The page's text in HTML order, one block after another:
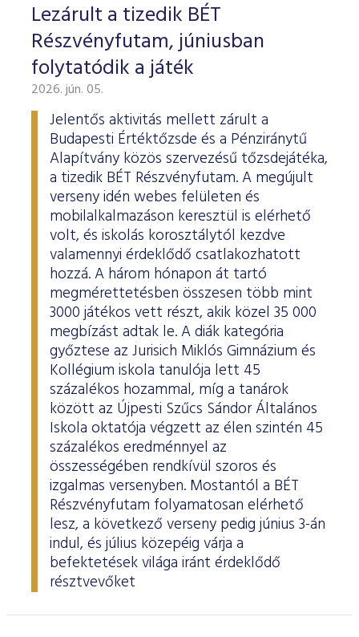
Lezárult a tizedik BÉT
Részvényfutam, júniusban
folytatódik a játék
2026. jún. 05.
Jelentős aktivitás mellett zárult a
Budapesti Értéktőzsde és a Pénziránytű
Alapítvány közös szervezésű tőzsdejátéka,
a tizedik BÉT Részvényfutam. A megújult
verseny idén webes felületen és
mobilalkalmazáson keresztül is elérhető
volt, és iskolás korosztálytól kezdve
valamennyi érdeklődő csatlakozhatott
hozzá. A három hónapon át tartó
megmérettetésben összesen több mint
3000 játékos vett részt, akik közel 35 000
megbízást adtak le. A diák kategória
győztese az Jurisich Miklós Gimnázium és
Kollégium iskola tanulója lett 45
százalékos hozammal, míg a tanárok
között az Újpesti Szűcs Sándor Általános
Iskola oktatója végzett az élen szintén 45
százalékos eredménnyel az
összességében rendkívül szoros és
izgalmas versenyben. Mostantól a BÉT
Részvényfutam folyamatosan elérhető
lesz, a következő verseny pedig június 3-án
indul, és július közepéig várja a
befektetések világa iránt érdeklődő
résztvevőket